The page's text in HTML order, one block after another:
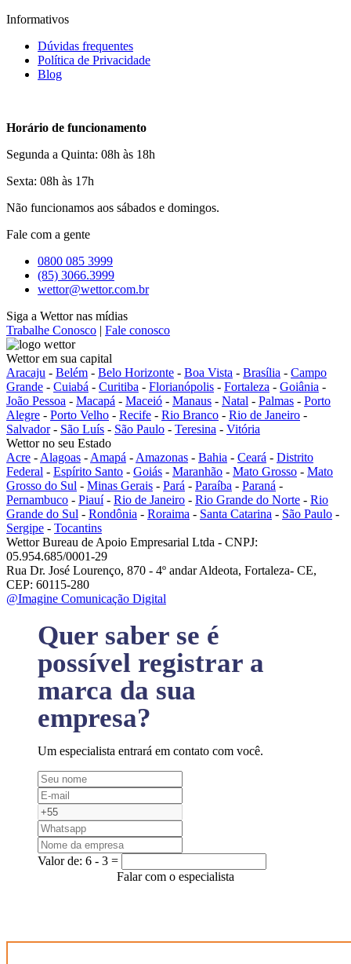
Informativos
Dúvidas frequentes
Política de Privacidade
Blog
Horário de funcionamento
Segunda a Quinta: 08h às 18h
Sexta: 08h às 17h
Não funcionamos aos sábados e domingos.
Fale com a gente
0800 085 3999
(85) 3066.3999
wettor@wettor.com.br
Siga a Wettor nas mídias
Trabalhe Conosco | Fale conosco
Wettor em sua capital
Aracaju - Belém - Belo Horizonte - Boa Vista - Brasília - Campo
Grande - Cuiabá - Curitiba - Florianópolis - Fortaleza - Goiânia -
João Pessoa - Macapá - Maceió - Manaus - Natal - Palmas - Porto
Alegre - Porto Velho - Recife - Rio Branco - Rio de Janeiro -
Salvador- São Luís - São Paulo - Teresina - Vitória
Wettor no seu Estado
Acre - Alagoas - Amapá - Amazonas - Bahia - Ceará - Distrito
Federal - Espírito Santo - Goiás - Maranhão - Mato Grosso - Mato
Grosso do Sul - Minas Gerais - Pará - Paraíba - Paraná -
Pernambuco - Piauí- Rio de Janeiro - Rio Grande do Norte - Rio
Grande do Sul - Rondônia - Roraima - Santa Catarina - São Paulo -
Sergipe - Tocantins
Wettor Bureau de Apoio Empresarial Ltda - CNPJ:
05.954.685/0001-29
Rua Dr. José Lourenço, 870 - 4º andar Aldeota, Fortaleza- CE,
CEP: 60115-280
@Imagine Comunicação Digital
Quer saber se é
possível registrar a
marca da sua
empresa?
Um especialista entrará em contato com você.
Valor de: 6 - 3 =
Falar com o especialista